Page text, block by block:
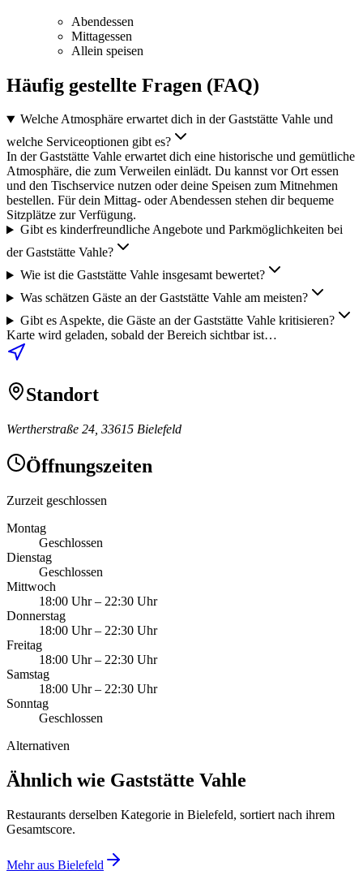
Abendessen
Mittagessen
Allein speisen
Häufig gestellte Fragen (FAQ)
Welche Atmosphäre erwartet dich in der Gaststätte Vahle und
welche Serviceoptionen gibt es?
In der Gaststätte Vahle erwartet dich eine historische und gemütliche
Atmosphäre, die zum Verweilen einlädt. Du kannst vor Ort essen
und den Tischservice nutzen oder deine Speisen zum Mitnehmen
bestellen. Für dein Mittag- oder Abendessen stehen dir bequeme
Sitzplätze zur Verfügung.
Gibt es kinderfreundliche Angebote und Parkmöglichkeiten bei
der Gaststätte Vahle?
Wie ist die Gaststätte Vahle insgesamt bewertet?
Was schätzen Gäste an der Gaststätte Vahle am meisten?
Gibt es Aspekte, die Gäste an der Gaststätte Vahle kritisieren?
Karte wird geladen, sobald der Bereich sichtbar ist…
Standort
Wertherstraße 24, 33615 Bielefeld
Öffnungszeiten
Zurzeit geschlossen
Montag
Geschlossen
Dienstag
Geschlossen
Mittwoch
18:00 Uhr– 22:30 Uhr
Donnerstag
18:00 Uhr– 22:30 Uhr
Freitag
18:00 Uhr– 22:30 Uhr
Samstag
18:00 Uhr– 22:30 Uhr
Sonntag
Geschlossen
Alternativen
Ähnlich wie Gaststätte Vahle
Restaurants derselben Kategorie in Bielefeld, sortiert nach ihrem
Gesamtscore.
Mehr aus Bielefeld